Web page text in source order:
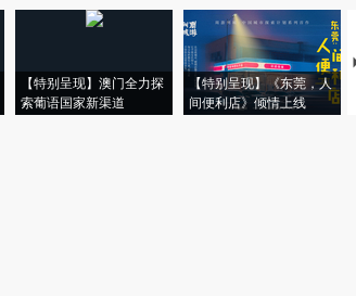
【特别呈现】澳门全力探
索葡语国家新渠道
【特别呈现】《东莞，人
间便利店》倾情上线